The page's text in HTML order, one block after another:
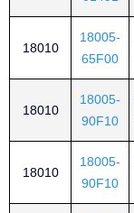
18010
18005-
65F00
18010
18005-
90F10
18010
18005-
90F10